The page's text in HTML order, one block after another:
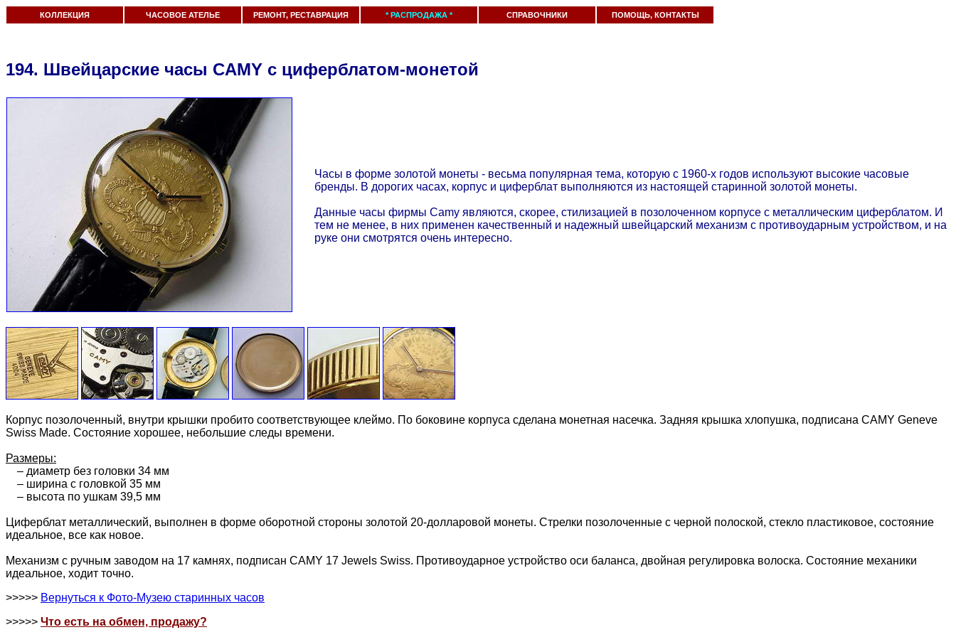
КОЛЛЕКЦИЯ ЧАСОВОЕ АТЕЛЬЕ РЕМОНТ, РЕСТАВРАЦИЯ * РАСПРОДАЖА * СПРАВОЧНИКИ ПОМОЩЬ, КОНТАКТЫ
194. Швейцарские часы CAMY с циферблатом-монетой
Часы в форме золотой монеты - весьма популярная тема, которую с 1960-х годов используют высокие часовые
бренды. В дорогих часах, корпус и циферблат выполняются из настоящей старинной золотой монеты.
Данные часы фирмы Camy являются, скорее, стилизацией в позолоченном корпусе с металлическим циферблатом. И
тем не менее, в них применен качественный и надежный швейцарский механизм с противоударным устройством, и на
руке они смотрятся очень интересно.
Корпус позолоченный, внутри крышки пробито соответствующее клеймо. По боковине корпуса сделана монетная насечка. Задняя крышка хлопушка, подписана CAMY Geneve
Swiss Made. Состояние хорошее, небольшие следы времени.
Размеры:
– диаметр без головки 34 мм
– ширина с головкой 35 мм
– высота по ушкам 39,5 мм
Циферблат металлический, выполнен в форме оборотной стороны золотой 20-долларовой монеты. Стрелки позолоченные с черной полоской, стекло пластиковое, состояние
идеальное, все как новое.
Механизм с ручным заводом на 17 камнях, подписан CAMY 17 Jewels Swiss. Противоударное устройство оси баланса, двойная регулировка волоска. Состояние механики
идеальное, ходит точно.
>>>>> Вернуться к Фото-Музею старинных часов
>>>>> Что есть на обмен, продажу?